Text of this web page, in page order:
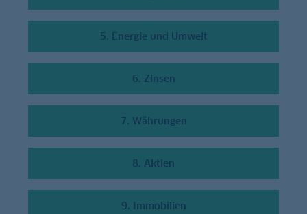
5. Energie und Umwelt
6. Zinsen
7. Währungen
8. Aktien
9. Immobilien